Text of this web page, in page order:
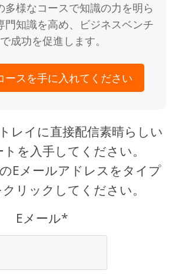
多様なコースで知識の力を明ら
門知識を高め、ビジネスベンチ
成功を促進します。
ースを手に入れてください
レイに直接配信素晴らしい
を入手してください。
Eメールアドレスをタイプ
リックしてください。
Eメール*